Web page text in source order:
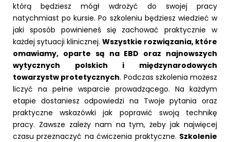
którą będziesz mógł wdrożyć do swojej pracy
natychmiast po kursie. Po szkoleniu będziesz wiedzieć w
jaki sposób powinieneś się zachować praktycznie w
każdej sytuacji klinicznej. Wszystkie rozwiązania, które
omawiamy, oparte są na EBD oraz najnowszych
wytycznych polskich i międzynarodowych
towarzystw protetycznych. Podczas szkolenia możesz
liczyć na pełne wsparcie prowadzącego. Na każdym
etapie dostaniesz odpowiedzi na Twoje pytania oraz
praktyczne wskazówki jak poprawić swoją technikę
pracy. Zawsze zależy nam na tym, żeby jak najwięcej
czasu przeznaczyć na ćwiczenia praktyczne. Szkolenie